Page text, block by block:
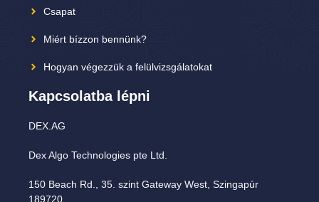
Csapat
Miért bízzon bennünk?
Hogyan végezzük a felülvizsgálatokat
Kapcsolatba lépni
DEX.AG
Dex Algo Technologies pte Ltd.
150 Beach Rd., 35. szint Gateway West, Szingapúr
189720